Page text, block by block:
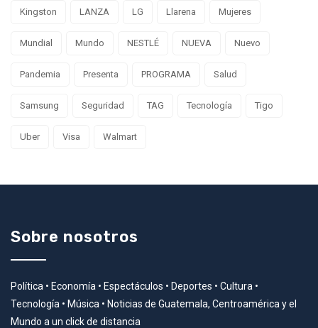
Kingston LANZA LG Llarena Mujeres
Mundial Mundo NESTLÉ NUEVA Nuevo
Pandemia Presenta PROGRAMA Salud
Samsung Seguridad TAG Tecnología Tigo
Uber Visa Walmart
Sobre nosotros
Política • Economía • Espectáculos • Deportes • Cultura •
Tecnología • Música • Noticias de Guatemala, Centroamérica y el
Mundo a un click de distancia